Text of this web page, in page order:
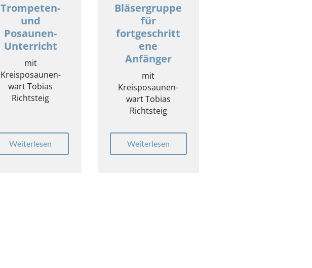
Trompeten-
und
Posaunen-
Unterricht
mit
Kreisposaunen-
wart Tobias
Richtsteig
Weiterlesen
Bläsergruppe
für
fortgeschritt
ene
Anfänger
mit
Kreisposaunen-
wart Tobias
Richtsteig
Weiterlesen